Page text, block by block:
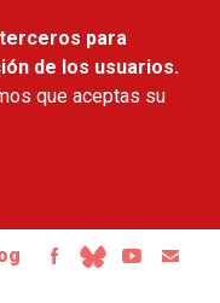
para
de los usuarios.
que aceptas su